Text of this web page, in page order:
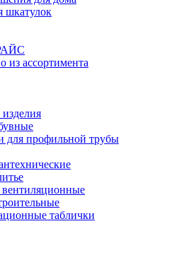
шкатулок
из ассортимента
для профильной трубы
таблички